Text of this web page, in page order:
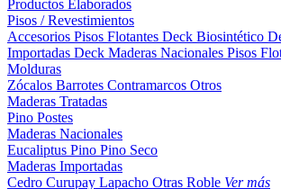
Productos Elaborados
Pisos / Revestimientos
Accesorios Pisos Flotantes Deck Biosintético
Importadas Deck Maderas Nacionales Pisos
Molduras
Zócalos Barrotes Contramarcos Otros
Maderas Tratadas
Pino Postes
Maderas Nacionales
Eucaliptus Pino Pino Seco
Maderas Importadas
Cedro Curupay Lapacho Otras Roble Ver más